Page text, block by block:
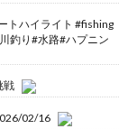
トハイライト #fishing
釣り#水路#ハプニン
戦
02/16